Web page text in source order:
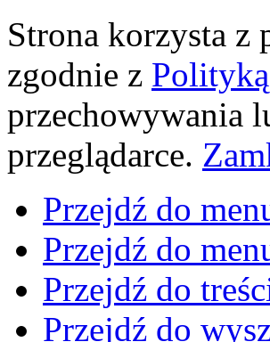
Strona korzysta z
zgodnie z
przechowywania
przeglądarce.
Przejdź do
Przejdź do
Przejdź do
Przejdź do